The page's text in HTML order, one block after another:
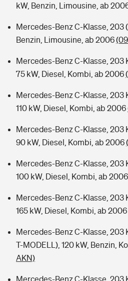
kW, Benzin, Limousine, ab
Mercedes-Benz C-Klasse, 203
Benzin, Limousine, ab 2006
Mercedes-Benz C-Klasse, 203
75 kW, Diesel, Kombi, ab 2006
Mercedes-Benz C-Klasse, 203
110 kW, Diesel, Kombi, ab 2006
Mercedes-Benz C-Klasse, 203
90 kW, Diesel, Kombi, ab 2006
Mercedes-Benz C-Klasse, 203
100 kW, Diesel, Kombi, ab 2006
Mercedes-Benz C-Klasse, 203
165 kW, Diesel, Kombi, ab 2006
Mercedes-Benz C-Klasse, 203
T-MODELL), 120 kW, Benzin,
AKN)
Mercedes-Benz C-Klasse, 203